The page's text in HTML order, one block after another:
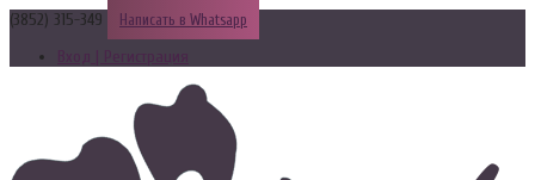
(3852) 315-349 Написать в Whatsapp
Вход | Регистрация